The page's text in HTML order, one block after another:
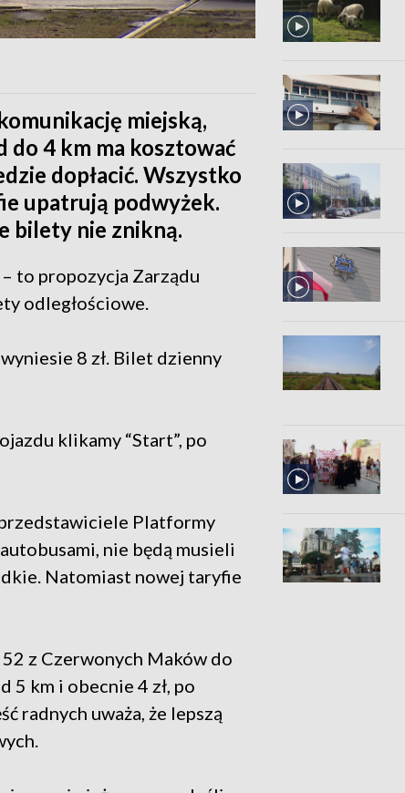
miejską,
do 4 km ma kosztować
dopłacić. Wszystko
upatrują podwyżek.
bilety nie znikną.
to propozycja Zarządu
odległościowe.
8 zł. Bilet dzienny
klikamy “Start”, po
Platformy
nie będą musieli
Natomiast nowej taryfie
z Czerwonych Maków do
5 km i obecnie 4 zł, po
radnych uważa, że lepszą